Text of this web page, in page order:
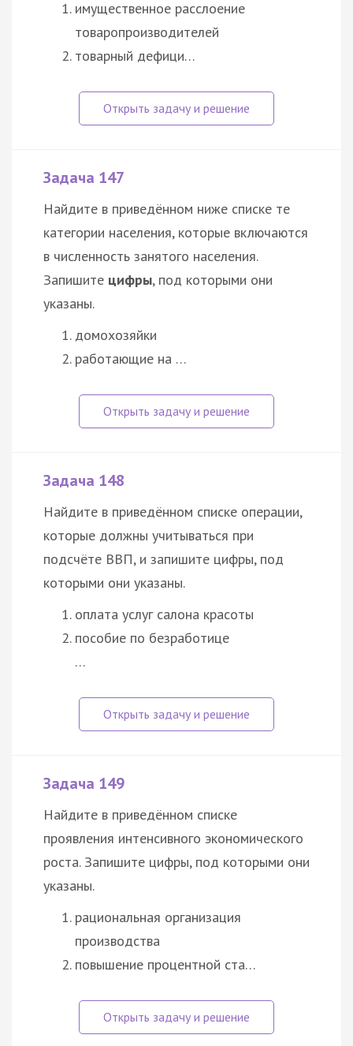
имущественное расслоение
товаропроизводителей
товарный дефици…
Задача 147
Найдите в приведённом ниже списке те
категории населения, которые включаются
в численность занятого населения.
Запишите цифры, под которыми они
указаны.
домохозяйки
работающие на …
Задача 148
Найдите в приведённом списке операции,
которые должны учитываться при
подсчёте ВВП, и запишите цифры, под
которыми они указаны.
оплата услуг салона красоты
пособие по безработице
…
Задача 149
Найдите в приведённом списке
проявления интенсивного экономического
роста. Запишите цифры, под которыми они
указаны.
рациональная организация
производства
повышение процентной ста…